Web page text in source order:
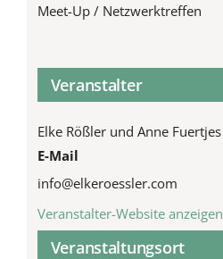
Meet-Up / Netzwerktreffen
Veranstaltungsort
Veranstalter
Elke Rößler und Anne Fuertjes
E-Mail
info@elkeroessler.com
Veranstalter-Website anzeigen